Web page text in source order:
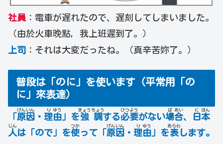
社員 ：電車が遅れたので、遅刻してしまいました。
（由於火車晚點，我上班遲到了。）
上司
：それは大変だったね。（真辛苦妳了。）
普段は「のに」を使います（平常用「の
に」來表達）
「原
げん
因
いん
・ 理
り
由
ゆう
」を強
きょう
調
ちょう
する必
ひつ
要
よう
がない場
ば
合
あい
、 日
に
本
ほん
人
じん
は「ので」を使
つか
って 「原
げん
因
いん
・ 理
り
由
ゆう
」を表
あらわ
します。